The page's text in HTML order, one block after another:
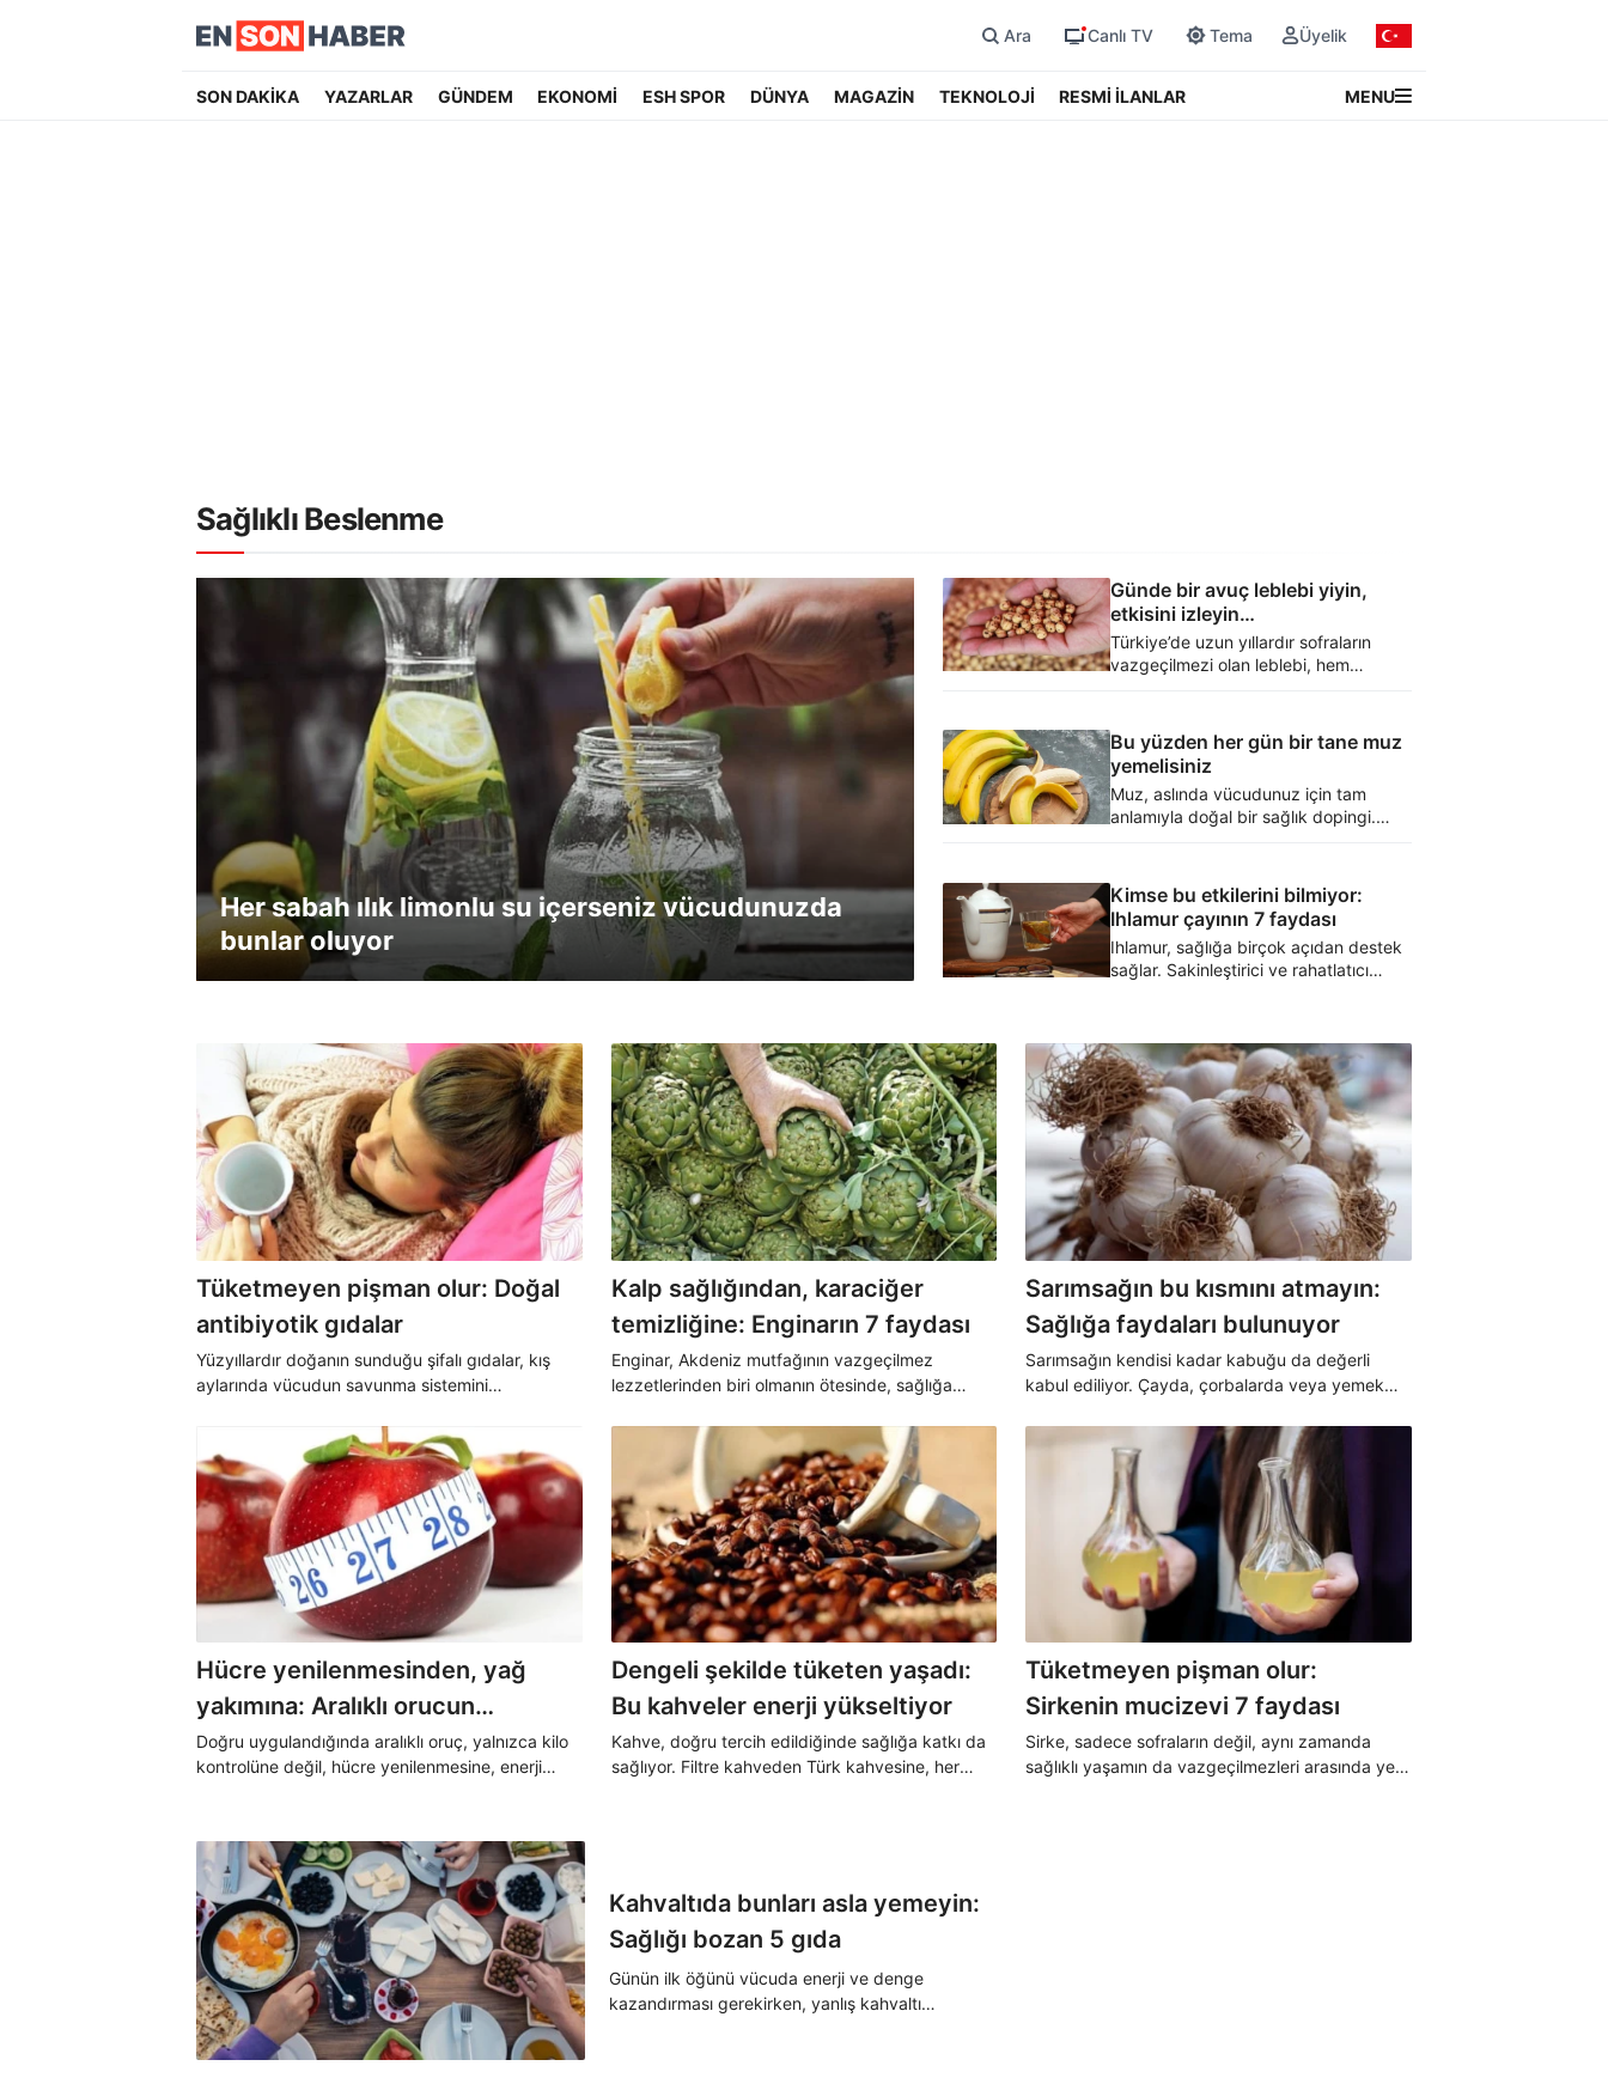
Ara Canlı TV Tema Üyelik
SON DAKİKA YAZARLAR GÜNDEM EKONOMİ ESH SPOR DÜNYA MAGAZİN TEKNOLOJİ RESMİ İLANLAR MENU
Sağlıklı Beslenme
Her sabah ılık limonlu su içerseniz vücudunuzda
bunlar oluyor
Günde bir avuç leblebi yiyin,
etkisini izleyin…
Türkiye’de uzun yıllardır sofraların
vazgeçilmezi olan leblebi, hem
leblemi yemek bakın ne fayda
sağlıyor…
Bu yüzden her gün bir tane muz
yemelisiniz
Muz, aslında vücudunuz için tam
anlamıyla doğal bir sağlık dopingi.
Kimse bu etkilerini bilmiyor:
Ihlamur çayının 7 faydası
Ihlamur, sağlığa birçok açıdan destek
sağlar. Sakinleştirici ve rahatlatıcı
gibi çeşitli faydalar sunar.
Tüketmeyen pişman olur: Doğal
antibiyotik gıdalar
Yüzyıllardır doğanın sunduğu şifalı gıdalar, kış
aylarında vücudun savunma sistemini
göre bu besinler, hastalıklara karşı koruyucu bir
kalkan işlevi görüyor.
Kalp sağlığından, karaciğer
temizliğine: Enginarın 7 faydası
Enginar, Akdeniz mutfağının vazgeçilmez
lezzetlerinden biri olmanın ötesinde, sağlığa
Sindirimden kemik yapısına kadar birçok alanda
olumlu etkiler sunan enginar, dengeli beslenmeyi
destekleyen doğal bir besin olarak öne çıkıyor.
Sarımsağın bu kısmını atmayın:
Sağlığa faydaları bulunuyor
Sarımsağın kendisi kadar kabuğu da değerli
kabul ediliyor. Çayda, çorbalarda veya yemek
sarımsak kabuğu vücuda destek sağlıyor.
Hücre yenilenmesinden, yağ
yakımına: Aralıklı orucun
mucizevi etkileri
Doğru uygulandığında aralıklı oruç, yalnızca kilo
kontrolüne değil, hücre yenilenmesine, enerji
Dengeli şekilde tüketen yaşadı:
Bu kahveler enerji yükseltiyor
Kahve, doğru tercih edildiğinde sağlığa katkı da
sağlıyor. Filtre kahveden Türk kahvesine, her
Tüketmeyen pişman olur:
Sirkenin mucizevi 7 faydası
Sirke, sadece sofraların değil, aynı zamanda
sağlıklı yaşamın da vazgeçilmezleri arasında yer
Kahvaltıda bunları asla yemeyin:
Sağlığı bozan 5 gıda
Günün ilk öğünü vücuda enerji ve denge
kazandırması gerekirken, yanlış kahvaltı